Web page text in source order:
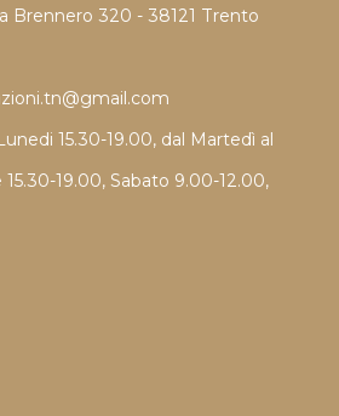
Brennero 320 - 38121 Trento
15.30-19.00, dal Martedì al
19.00, Sabato 9.00-12.00,